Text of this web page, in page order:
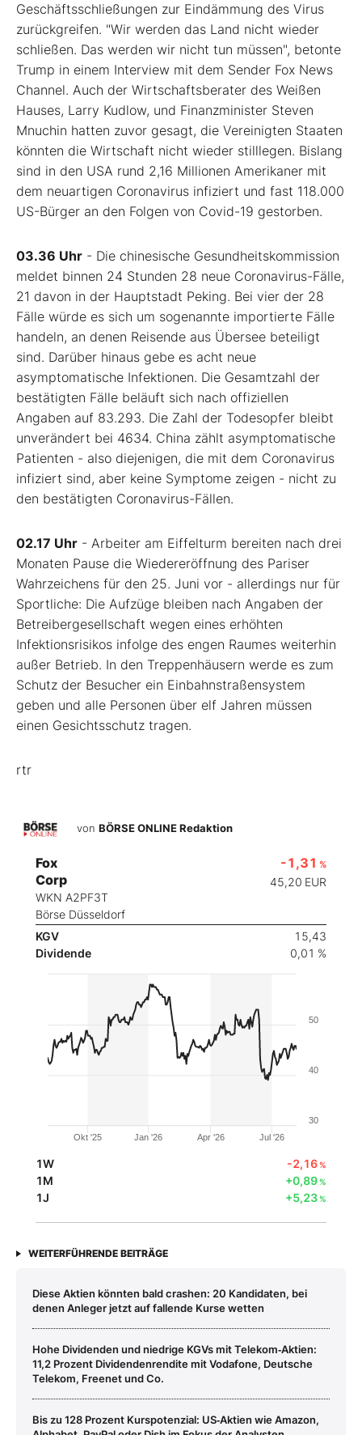
Geschäftsschließungen zur Eindämmung des Virus
zurückgreifen. "Wir werden das Land nicht wieder
schließen. Das werden wir nicht tun müssen", betonte
Trump in einem Interview mit dem Sender Fox News
Channel. Auch der Wirtschaftsberater des Weißen
Hauses, Larry Kudlow, und Finanzminister Steven
Mnuchin hatten zuvor gesagt, die Vereinigten Staaten
könnten die Wirtschaft nicht wieder stilllegen. Bislang
sind in den USA rund 2,16 Millionen Amerikaner mit
dem neuartigen Coronavirus infiziert und fast 118.000
US-Bürger an den Folgen von Covid-19 gestorben.
03.36 Uhr - Die chinesische Gesundheitskommission
meldet binnen 24 Stunden 28 neue Coronavirus-Fälle,
21 davon in der Hauptstadt Peking. Bei vier der 28
Fälle würde es sich um sogenannte importierte Fälle
handeln, an denen Reisende aus Übersee beteiligt
sind. Darüber hinaus gebe es acht neue
asymptomatische Infektionen. Die Gesamtzahl der
bestätigten Fälle beläuft sich nach offiziellen
Angaben auf 83.293. Die Zahl der Todesopfer bleibt
unverändert bei 4634. China zählt asymptomatische
Patienten - also diejenigen, die mit dem Coronavirus
infiziert sind, aber keine Symptome zeigen - nicht zu
den bestätigten Coronavirus-Fällen.
02.17 Uhr - Arbeiter am Eiffelturm bereiten nach drei
Monaten Pause die Wiedereröffnung des Pariser
Wahrzeichens für den 25. Juni vor - allerdings nur für
Sportliche: Die Aufzüge bleiben nach Angaben der
Betreibergesellschaft wegen eines erhöhten
Infektionsrisikos infolge des engen Raumes weiterhin
außer Betrieb. In den Treppenhäusern werde es zum
Schutz der Besucher ein Einbahnstraßensystem
geben und alle Personen über elf Jahren müssen
einen Gesichtsschutz tragen.
rtr
von BÖRSE ONLINE Redaktion
Fox
Corp
WKN A2PF3T
Börse Düsseldorf
-1,31 %
45,20 EUR
KGV
15,43
Dividende
0,01 %
Okt '25 Jan '26 Apr '26 Jul '26
30
40
50
1W -2,16%
1M +0,89%
1J +5,23%
WEITERFÜHRENDE BEITRÄGE
Diese Aktien könnten bald crashen: 20 Kandidaten, bei
denen Anleger jetzt auf fallende Kurse wetten
Hohe Dividenden und niedrige KGVs mit Telekom‑Aktien:
11,2 Prozent Dividendenrendite mit Vodafone, Deutsche
Telekom, Freenet und Co.
Bis zu 128 Prozent Kurspotenzial: US‑Aktien wie Amazon,